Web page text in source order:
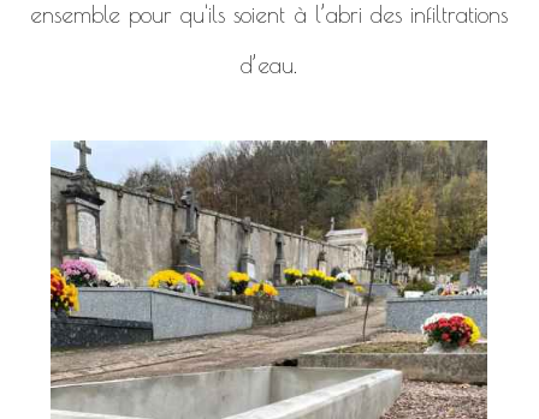
ensemble pour qu'ils soient à l’abri des infiltrations
d’eau.